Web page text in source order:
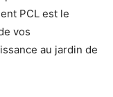
PCL est le
vos
au jardin de